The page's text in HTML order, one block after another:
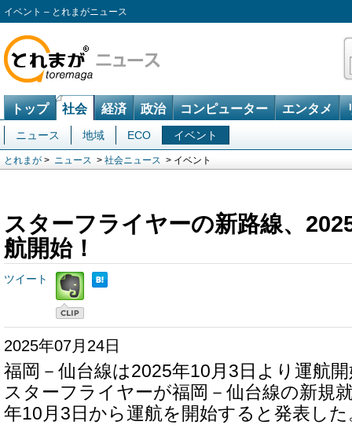
イベント – とれまがニュース
トップ 社会 経済 政治 コンピューター エンタメ
ニュース 地域 ECO イベント
とれまが > ニュース > 社会ニュース > イベント
スターフライヤーの新路線、
航開始！
ツイート
2025年07月24日
福岡－仙台線は2025年10月3日より運航
スターフライヤーが福岡－仙台線の新規
年10月3日から運航を開始すると発表した